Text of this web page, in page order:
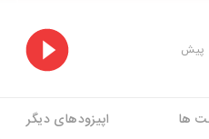
ها اپیزودهای دیگر